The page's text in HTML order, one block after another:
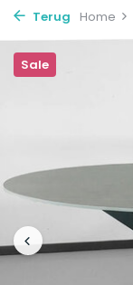
Terug Home
Sale